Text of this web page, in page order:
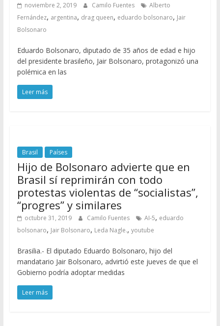
noviembre 2, 2019 Camilo Fuentes
Alberto
Fernández, argentina, drag queen, eduardo bolsonaro, Jair
Bolsonaro
Eduardo Bolsonaro, diputado de 35 años de edad e hijo
del presidente brasileño, Jair Bolsonaro, protagonizó una
polémica en las
Leer más
Brasil Países
Hijo de Bolsonaro advierte que en
Brasil sí reprimirán con todo
protestas violentas de “socialistas”,
“progres” y similares
octubre 31, 2019 Camilo Fuentes AI-5, eduardo
bolsonaro, Jair Bolsonaro, Leda Nagle., youtube
Brasilia.- El diputado Eduardo Bolsonaro, hijo del
mandatario Jair Bolsonaro, advirtió este jueves de que el
Gobierno podría adoptar medidas
Leer más